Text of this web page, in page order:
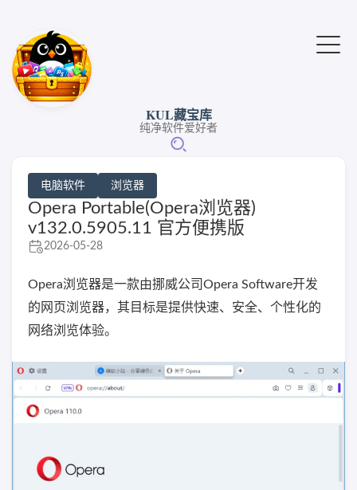
KUL藏宝库
纯净软件爱好者
电脑软件 浏览器
Opera Portable(Opera浏览器)
v132.0.5905.11 官方便携版
2026-05-28
Opera浏览器是一款由挪威公司Opera Software开发
的网页浏览器，其目标是提供快速、安全、个性化的
网络浏览体验。